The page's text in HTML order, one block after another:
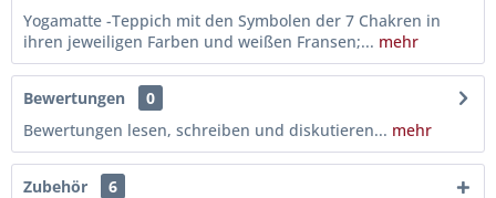
Yogamatte -Teppich mit den Symbolen der 7 Chakren in
ihren jeweiligen Farben und weißen Fransen;... mehr
Bewertungen
0
Bewertungen lesen, schreiben und diskutieren... mehr
Zubehör 6